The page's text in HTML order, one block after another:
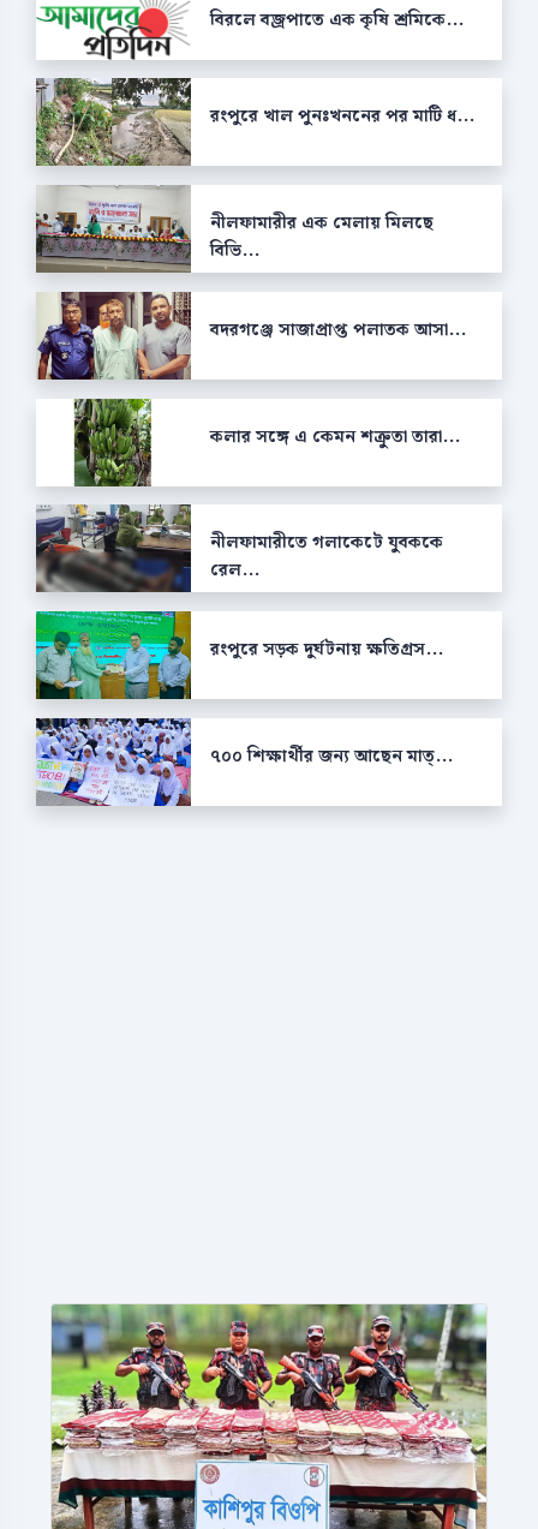
বিরলে বজ্রপাতে এক কৃষি শ্রমিকে...
রংপুরে খাল পুনঃখননের পর মাটি ধ...
নীলফামারীর এক মেলায় মিলছে
বিভি...
বদরগঞ্জে সাজাপ্রাপ্ত পলাতক আসা...
কলার সঙ্গে এ কেমন শক্রুতা তারা...
নীলফামারীতে গলাকেটে যুবককে
রেল...
রংপুরে সড়ক দুর্ঘটনায় ক্ষতিগ্রস...
৭০০ শিক্ষার্থীর জন্য আছেন মাত্...